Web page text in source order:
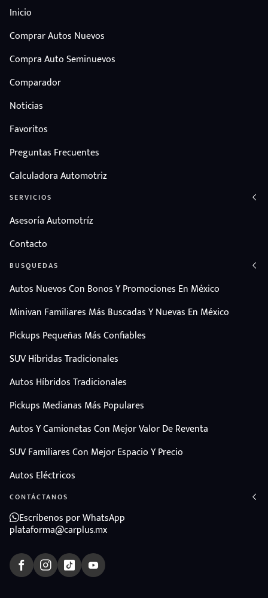
Inicio
Comprar Autos Nuevos
Compra Auto Seminuevos
Comparador
Noticias
Favoritos
Preguntas Frecuentes
Calculadora Automotriz
SERVICIOS
Asesoría Automotríz
Contacto
BUSQUEDAS
Autos Nuevos Con Bonos Y Promociones En México
Minivan Familiares Más Buscadas Y Nuevas En México
Pickups Pequeñas Más Confiables
SUV Híbridas Tradicionales
Autos Híbridos Tradicionales
Pickups Medianas Más Populares
Autos Y Camionetas Con Mejor Valor De Reventa
SUV Familiares Con Mejor Espacio Y Precio
Autos Eléctricos
CONTÁCTANOS
Escríbenos por WhatsApp
plataforma@carplus.mx